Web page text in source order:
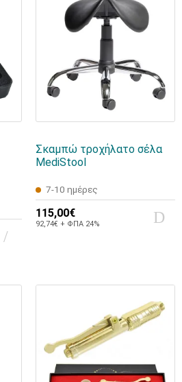
Σκαμπώ τροχήλατο σέλα
MediStool
7-10 ημέρες
115,00€
92,74€ + ΦΠΑ 24%